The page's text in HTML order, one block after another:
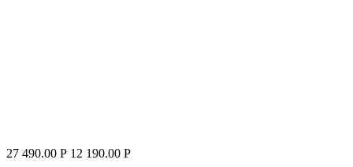
27 490.00 Р 12 190.00 Р